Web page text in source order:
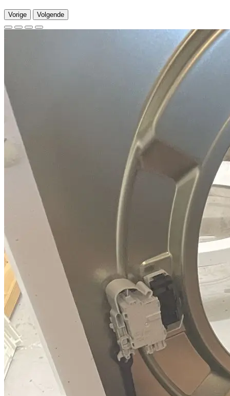
Vorige Volgende